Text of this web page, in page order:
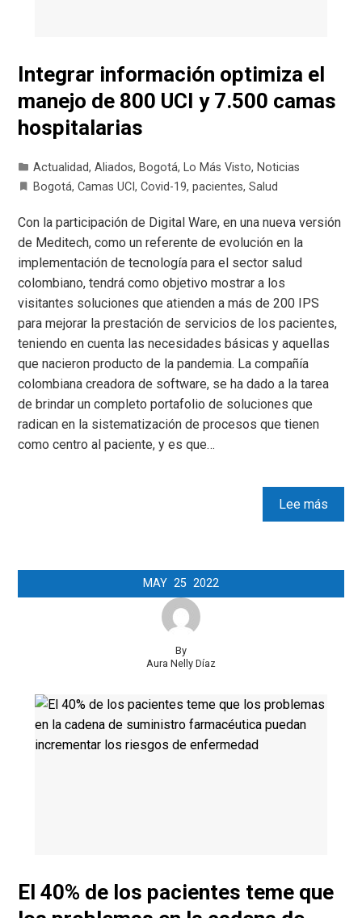
Integrar información optimiza el
manejo de 800 UCI y 7.500 camas
hospitalarias
Actualidad,Aliados, Bogotá, Lo Más Visto, Noticias
Bogotá,Camas UCI,Covid-19,pacientes,Salud
Con la participación de Digital Ware, en una nueva versión
de Meditech, como un referente de evolución en la
implementación de tecnología para el sector salud
colombiano, tendrá como objetivo mostrar a los
visitantes soluciones que atienden a más de 200 IPS
para mejorar la prestación de servicios de los pacientes,
teniendo en cuenta las necesidades básicas y aquellas
que nacieron producto de la pandemia. La compañía
colombiana creadora de software, se ha dado a la tarea
de brindar un completo portafolio de soluciones que
radican en la sistematización de procesos que tienen
como centro al paciente, y es que…
Lee más
MAY 25 2022
By
Aura Nelly Díaz
El 40% de los pacientes teme que